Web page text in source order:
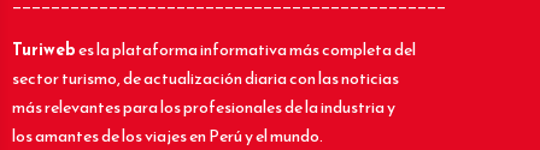
Turiwebes la plataforma informativa más completa del
sector turismo, de actualización diaria con las noticias
más relevantes para los profesionales de la industria y
los amantes de los viajes en Perú y el mundo.